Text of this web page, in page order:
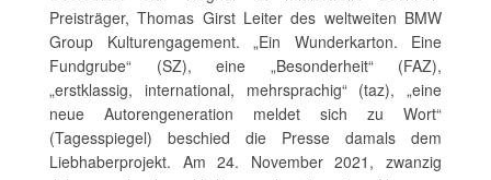
Preisträger, Thomas Girst Leiter des weltweiten BMW
Group Kulturengagement. „Ein Wunderkarton. Eine
Fundgrube“ (SZ), eine „Besonderheit“ (FAZ),
„erstklassig, international, mehrsprachig“ (taz), „eine
neue Autorengeneration meldet sich zu Wort“
(Tagesspiegel) beschied die Presse damals dem
Liebhaberprojekt. Am 24. November 2021, zwanzig